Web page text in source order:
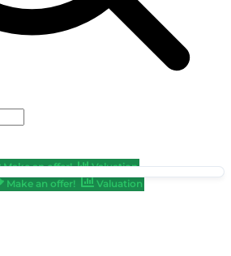
Make an offer!
Valuation
Make an offer! Valuation